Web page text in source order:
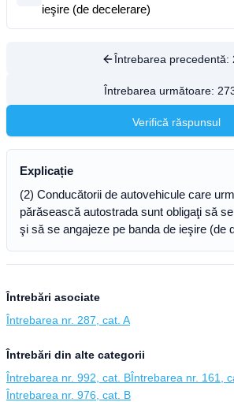
ieşire (de decelerare)
Întrebarea precedentă:
Întrebarea următoare:
Verifică răspunsul
Explicație
(2) Conducătorii de autovehicule care
părăsească autostrada sunt obligaţi să
şi să se angajeze pe banda de ieşire (de
Întrebări asociate
Întrebarea nr. 287, cat. A
Întrebări din alte categorii
Întrebarea nr. 992, cat. BÎntrebarea nr. 161,
Întrebarea nr. 976, cat. B